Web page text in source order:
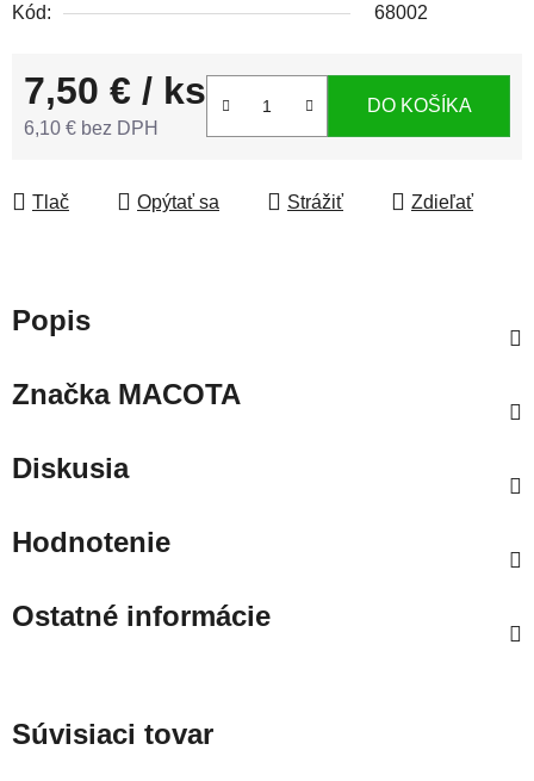
Kód:
68002
7,50 € / ks
6,10 € bez DPH
DO KOŠÍKA
Tlač Opýtať sa Strážiť Zdieľať
Popis
ZnačkaMACOTA
Diskusia
Hodnotenie
Ostatné informácie
Súvisiaci tovar